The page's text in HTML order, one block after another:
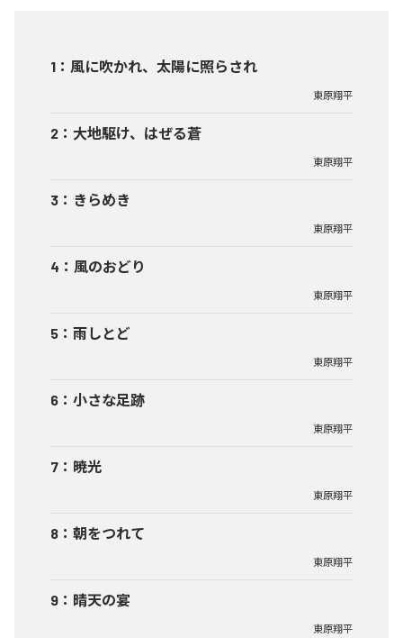
1 ： 風に吹かれ、太陽に照らされ
東原翔平
2 ： 大地駆け、はぜる蒼
東原翔平
3 ： きらめき
東原翔平
4 ： 風のおどり
東原翔平
5 ： 雨しとど
東原翔平
6 ： 小さな足跡
東原翔平
7 ： 暁光
東原翔平
8 ： 朝をつれて
東原翔平
9 ： 晴天の宴
東原翔平